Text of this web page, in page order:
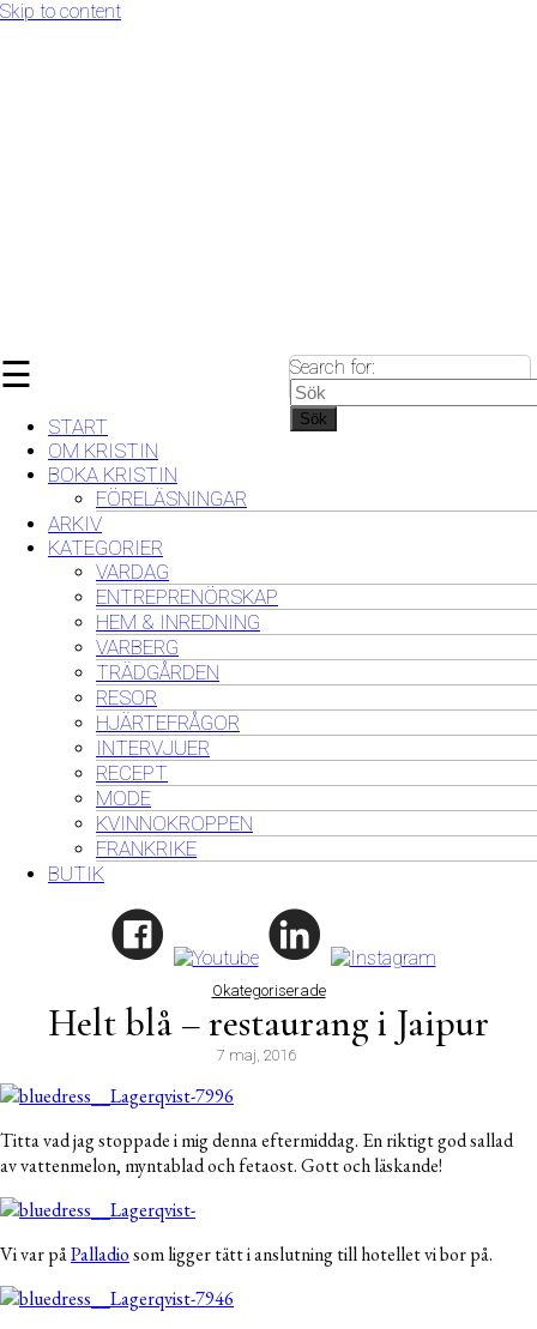
Skip to content
☰
START
OM KRISTIN
BOKA KRISTIN
FÖRELÄSNINGAR
ARKIV
KATEGORIER
VARDAG
ENTREPRENÖRSKAP
HEM & INREDNING
VARBERG
TRÄDGÅRDEN
RESOR
HJÄRTEFRÅGOR
INTERVJUER
RECEPT
MODE
KVINNOKROPPEN
FRANKRIKE
BUTIK
Search for:
Sök
Okategoriserade
Helt blå – restaurang i Jaipur
7 maj, 2016
Titta vad jag stoppade i mig denna eftermiddag. En riktigt god sallad
av vattenmelon, myntablad och fetaost. Gott och läskande!
Vi var påPalladiosom ligger tätt i anslutning till hotellet vi bor på.